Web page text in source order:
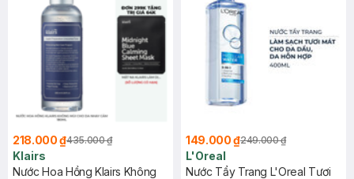
218.000 ₫435.000 ₫
Klairs
Nước Hoa Hồng Klairs Không
149.000 ₫249.000 ₫
L'Oreal
Nước Tẩy Trang L'Oreal Tươi